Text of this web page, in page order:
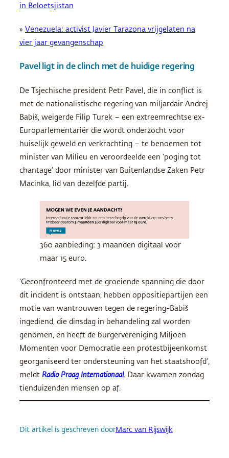
in Beloetsjistan
» Venezuela: activist Javier Tarazona vrijgelaten na
vier jaar gevangenschap
Pavel ligt in de clinch met de huidige regering
De Tsjechische president Petr Pavel, die in conflict is
met de nationalistische regering van miljardair Andrej
Babiš, weigerde Filip Turek – een extreemrechtse ex-
Europarlementariër die wordt onderzocht voor
huiselijk geweld en verkrachting – te benoemen tot
minister van Milieu en veroordeelde een ‘poging tot
chantage’ door minister van Buitenlandse Zaken Petr
Macinka, lid van dezelfde partij.
360 aanbieding: 3 maanden digitaal voor
maar 15 euro.
‘Geconfronteerd met de groeiende spanning die door
dit incident is ontstaan, hebben oppositiepartijen een
motie van wantrouwen tegen de regering-Babiš
ingediend, die dinsdag in behandeling zal worden
genomen, en heeft de burgervereniging Miljoen
Momenten voor Democratie een protestbijeenkomst
georganiseerd ter ondersteuning van het staatshoofd’,
meldt Radio Praag Internationaal. Daar kwamen zondag
tienduizenden mensen op af.
Dit artikel is geschreven doorMarc van Rijswijk